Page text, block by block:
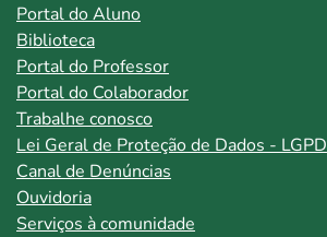
Portal do Aluno
Biblioteca
Portal do Professor
Portal do Colaborador
Trabalhe conosco
Lei Geral de Proteção de Dados - LGPD
Canal de Denúncias
Ouvidoria
Serviços à comunidade